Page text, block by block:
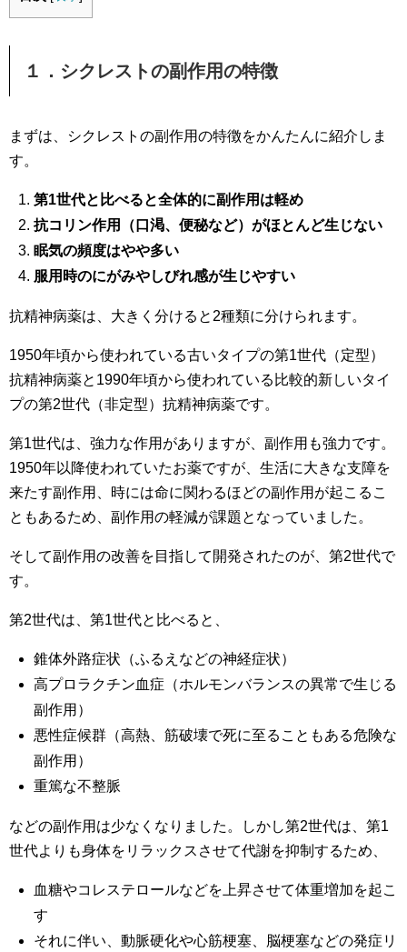
１．シクレストの副作用の特徴
まずは、シクレストの副作用の特徴をかんたんに紹介しま
す。
第1世代と比べると全体的に副作用は軽め
抗コリン作用（口渇、便秘など）がほとんど生じない
眠気の頻度はやや多い
服用時のにがみやしびれ感が生じやすい
抗精神病薬は、大きく分けると2種類に分けられます。
1950年頃から使われている古いタイプの第1世代（定型）
抗精神病薬と1990年頃から使われている比較的新しいタイ
プの第2世代（非定型）抗精神病薬です。
第1世代は、強力な作用がありますが、副作用も強力です。
1950年以降使われていたお薬ですが、生活に大きな支障を
来たす副作用、時には命に関わるほどの副作用が起こるこ
ともあるため、副作用の軽減が課題となっていました。
そして副作用の改善を目指して開発されたのが、第2世代で
す。
第2世代は、第1世代と比べると、
錐体外路症状（ふるえなどの神経症状）
高プロラクチン血症（ホルモンバランスの異常で生じる
副作用）
悪性症候群（高熱、筋破壊で死に至ることもある危険な
副作用）
重篤な不整脈
などの副作用は少なくなりました。しかし第2世代は、第1
世代よりも身体をリラックスさせて代謝を抑制するため、
血糖やコレステロールなどを上昇させて体重増加を起こ
す
それに伴い、動脈硬化や心筋梗塞、脳梗塞などの発症リ